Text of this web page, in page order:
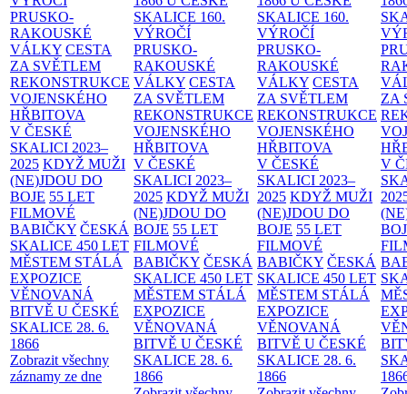
PRUSKO-
RAKOUSKÉ
VÁLKY CESTA
ZA SVĚTLEM
REKONSTRUKCE
VOJENSKÉHO
HŘBITOVA
V ČESKÉ
SKALICI 2023–
2025 KDYŽ MUŽI
(NE)JDOU DO
BOJE 55 LET
FILMOVÉ
BABIČKY ČESKÁ
SKALICE 450 LET
MĚSTEM STÁLÁ
EXPOZICE
VĚNOVANÁ
BITVĚ U ČESKÉ
SKALICE 28. 6.
1866
Zobrazit všechny
záznamy ze dne
SKALICE 160.
VÝROČÍ
PRUSKO-
RAKOUSKÉ
VÁLKY CESTA
ZA SVĚTLEM
REKONSTRUKCE
VOJENSKÉHO
HŘBITOVA
V ČESKÉ
SKALICI 2023–
2025 KDYŽ MUŽI
(NE)JDOU DO
BOJE 55 LET
FILMOVÉ
BABIČKY ČESKÁ
SKALICE 450 LET
MĚSTEM STÁLÁ
EXPOZICE
VĚNOVANÁ
BITVĚ U ČESKÉ
SKALICE 28. 6.
1866
SKALICE 160.
VÝROČÍ
PRUSKO-
RAKOUSKÉ
VÁLKY CESTA
ZA SVĚTLEM
REKONSTRUKCE
VOJENSKÉHO
HŘBITOVA
V ČESKÉ
SKALICI 2023–
2025 KDYŽ MUŽI
(NE)JDOU DO
BOJE 55 LET
FILMOVÉ
BABIČKY ČESKÁ
SKALICE 450 LET
MĚSTEM STÁLÁ
EXPOZICE
VĚNOVANÁ
BITVĚ U ČESKÉ
SKALICE 28. 6.
1866
ZA
V